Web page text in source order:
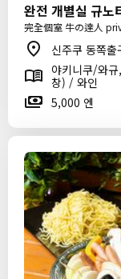
완전 개별실 규
完全個室 牛の達人
신주쿠 동쪽
야키니쿠/와
창) / 와인
5,000 엔